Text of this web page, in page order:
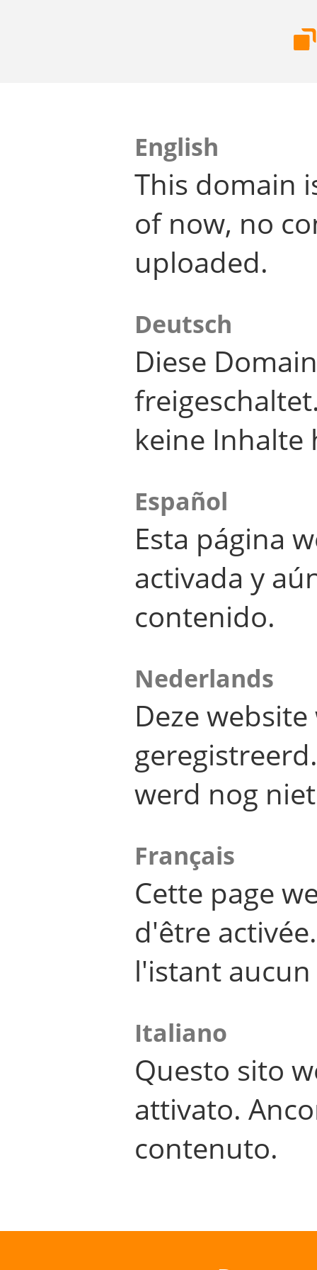
English
This domain
of now, no
uploaded.
Deutsch
Diese
keine Inhalte
Español
Esta página
activada y
contenido.
Nederlands
Deze
werd nog
Français
Cette page
d'être
l'istant
Italiano
Questo sito
attivato.
contenuto.